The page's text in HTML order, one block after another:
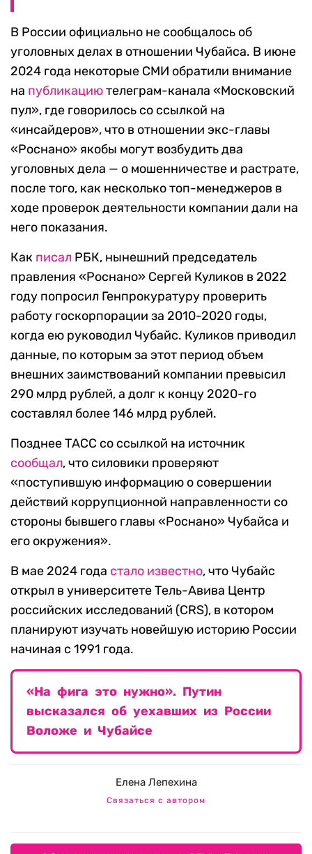
В России официально не сообщалось об
уголовных делах в отношении Чубайса. В июне
2024 года некоторые СМИ обратили внимание
на публикациютелеграм-канала «Московский
пул», где говорилось со ссылкой на
«инсайдеров», что в отношении экс-главы
«Роснано» якобы могут возбудить два
уголовных дела — о мошенничестве и растрате,
после того, как несколько топ-менеджеров в
ходе проверок деятельности компании дали на
него показания.
Как писал РБК, нынешний председатель
правления «Роснано» Сергей Куликов в 2022
году попросил Генпрокуратуру проверить
работу госкорпорации за 2010-2020 годы,
когда ею руководил Чубайс. Куликов приводил
данные, по которым за этот период объем
внешних заимствований компании превысил
290 млрд рублей, а долг к концу 2020-го
составлял более 146 млрд рублей.
Позднее ТАСС со ссылкой на источник
сообщал, что силовики проверяют
«поступившую информацию о совершении
действий коррупционной направленности со
стороны бывшего главы «Роснано» Чубайса и
его окружения».
В мае 2024 года стало известно, что Чубайс
открыл в университете Тель-Авива Центр
российских исследований (CRS), в котором
планируют изучать новейшую историю России
начиная с 1991 года.
«На фига это нужно». Путин
высказался об уехавших из России
Воложе и Чубайсе
Елена Лепехина
Связаться с автором